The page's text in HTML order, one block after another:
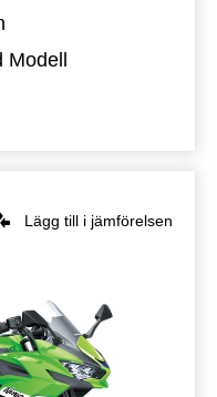
Lägg till i jämförelsen